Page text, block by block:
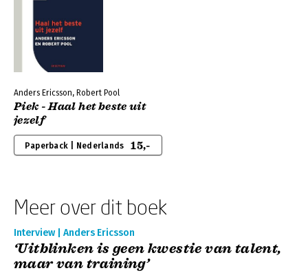
Anders Ericsson, Robert Pool
Piek - Haal het beste uit
jezelf
Paperback | Nederlands 15,-
Meer over dit boek
Interview | Anders Ericsson
‘Uitblinken is geen kwestie van talent,
maar van training’